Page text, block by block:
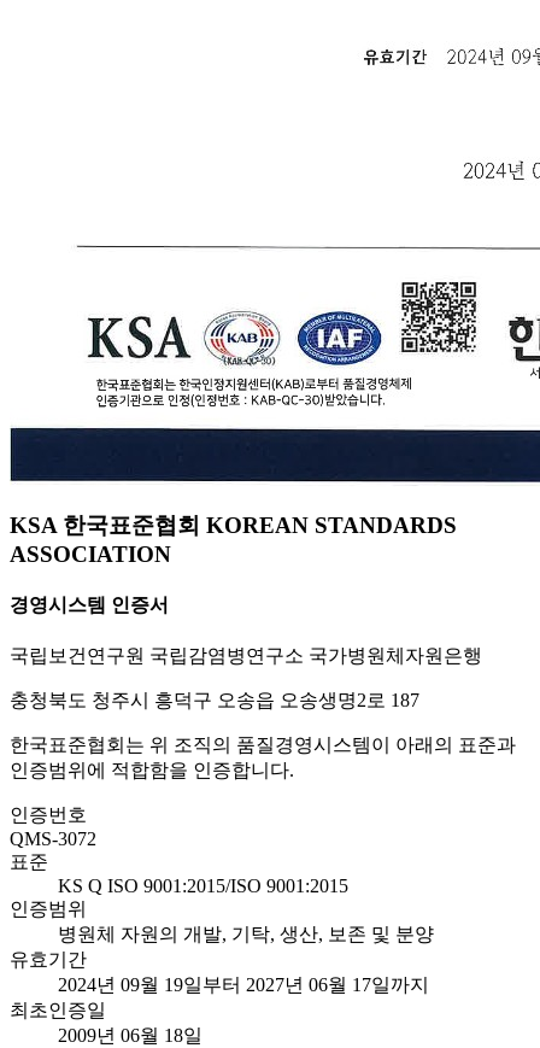
KSA 한국표준협회 KOREAN STANDARDS
ASSOCIATION
경영시스템 인증서
국립보건연구원 국립감염병연구소 국가병원체자원은행
충청북도 청주시 흥덕구 오송읍 오송생명2로 187
한국표준협회는 위 조직의 품질경영시스템이 아래의 표준과
인증범위에 적합함을 인증합니다.
인증번호
QMS-3072
표준
KS Q ISO 9001:2015/ISO 9001:2015
인증범위
병원체 자원의 개발, 기탁, 생산, 보존 및 분양
유효기간
2024년 09월 19일부터 2027년 06월 17일까지
최초인증일
2009년 06월 18일